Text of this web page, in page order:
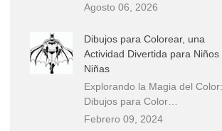
Agosto 06, 2026
Dibujos para Colorear, una
Actividad Divertida para Niños
Niñas
Explorando la Magia del Color:
Dibujos para Color…
Febrero 09, 2024